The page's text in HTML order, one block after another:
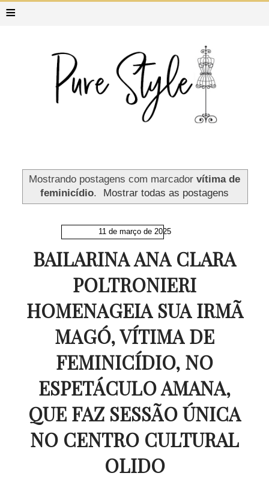
≡
Mostrando postagens com marcador vítima de
feminicídio. Mostrar todas as postagens
11 de março de 2025
BAILARINA ANA CLARA
POLTRONIERI
HOMENAGEIA SUA IRMÃ
MAGÓ, VÍTIMA DE
FEMINICÍDIO, NO
ESPETÁCULO AMANA,
QUE FAZ SESSÃO ÚNICA
NO CENTRO CULTURAL
OLIDO